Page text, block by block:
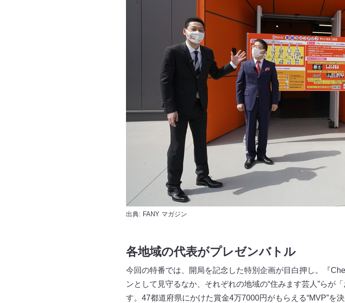
出典: FANY マガジン
各地域の代表がプレゼンバトル
今回の特番では、開局を記念した特別企画が目白押し。『
ンとして見守るなか、それぞれの地域の“住みます芸人”らが
す。47都道府県にかけた賞金4万7000円がもらえる“MVP”を